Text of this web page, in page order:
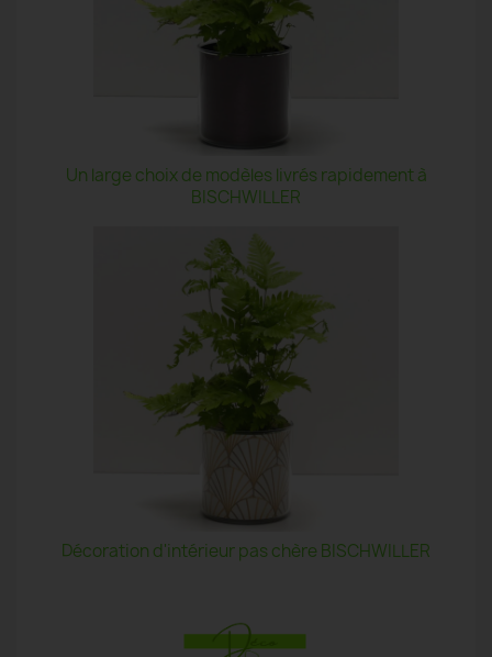
Un large choix de modèles livrés rapidement à
BISCHWILLER
Décoration d'intérieur pas chère BISCHWILLER